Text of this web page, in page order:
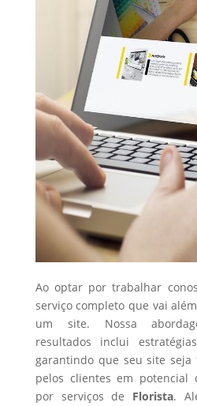
Ao optar por trabalhar
serviço completo que vai
um site. Nossa
resultados inclui
garantindo que seu site seja
pelos clientes em potencial
por serviços de Florista.